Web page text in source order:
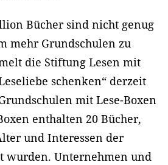
Bücher sind nicht genug
mehr Grundschulen zu
die Stiftung Lesen mit
schenken“ derzeit
mit Lese-Boxen
enthalten 20 Bücher,
und Interessen der
wurden. Unternehmen und